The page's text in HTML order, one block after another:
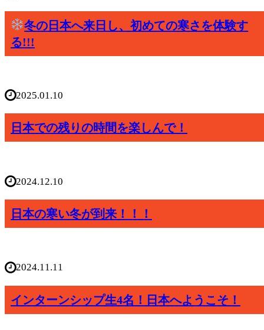
冬の日本へ来日し、初めての寒さを体験す
る!!!
2025.01.10
日本での残りの時間を楽しんで！
2024.12.10
日本の寒い冬が到来！！！
2024.11.11
インターンシップ生4名！日本へようこそ！